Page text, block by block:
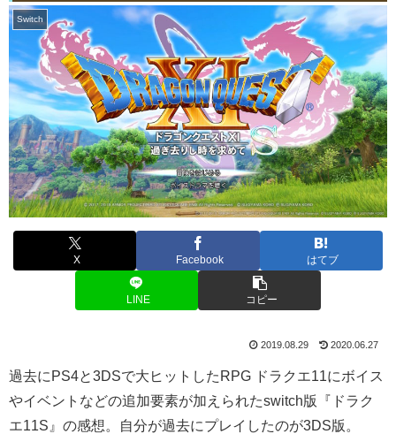
Switch
X Facebook はてブ
LINE コピー
2019.08.29 2020.06.27
過去にPS4と3DSで大ヒットしたRPG ドラクエ11にボイス
やイベントなどの追加要素が加えられたswitch版『ドラク
エ11S』の感想。自分が過去にプレイしたのが3DS版。